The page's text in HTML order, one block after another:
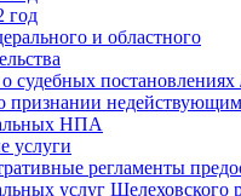
год
и областного
судебных
признании
НПА
услуги
регламенты
услуг Шелеховского